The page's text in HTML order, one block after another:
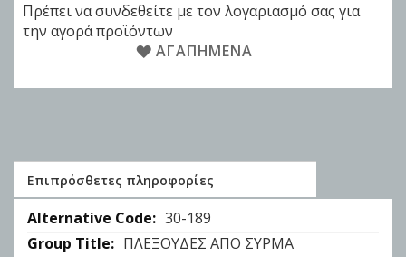
Πρέπει να συνδεθείτε με τον λογαριασμό σας για
την αγορά προϊόντων
ΑΓΑΠΗΜΈΝΑ
Επιπρόσθετες πληροφορίες
Επιπρόσθετες
πληροφορίες
30-189
ΠΛΕΞΟΥΔΕΣ ΑΠΟ ΣΥΡΜΑ